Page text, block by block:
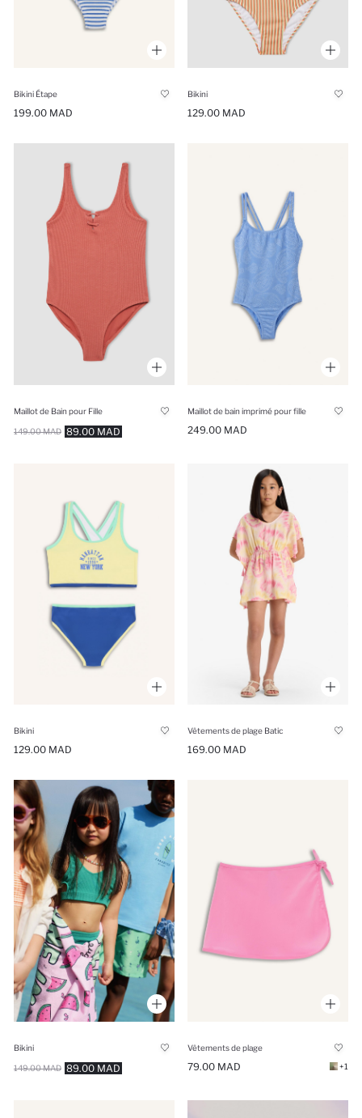
Bikini Étape
199.00 MAD
Bikini
129.00 MAD
Maillot de Bain pour Fille
89.00 MAD
149.00 MAD
Maillot de bain imprimé pour fille
249.00 MAD
Bikini
129.00 MAD
Vêtements de plage Batic
169.00 MAD
Bikini
89.00 MAD
149.00 MAD
Vêtements de plage
79.00 MAD +1